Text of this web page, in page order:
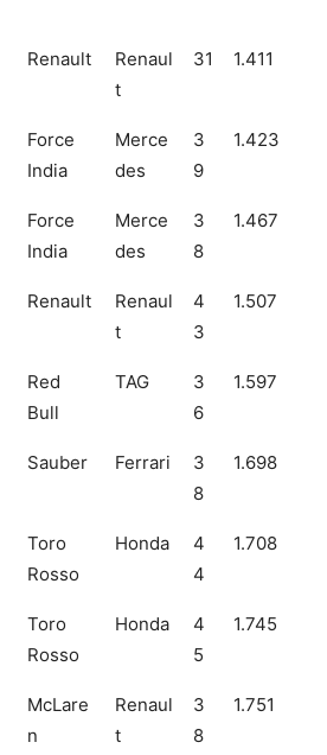
Renault
Renaul
t
31 1.411
Force
India
Merce
des
3
9
1.423
Force
India
Merce
des
3
8
1.467
Renault
Renaul
t
4
3
1.507
Red
Bull
TAG
3
6
1.597
Sauber Ferrari
3
8
1.698
Toro
Rosso
Honda
4
4
1.708
Toro
Rosso
Honda
4
5
1.745
McLare
n
Renaul
t
3
8
1.751